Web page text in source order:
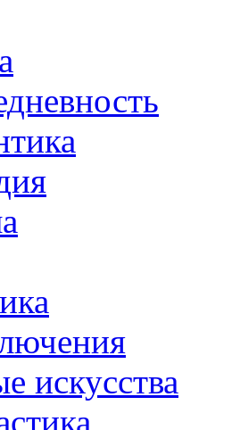
искусства